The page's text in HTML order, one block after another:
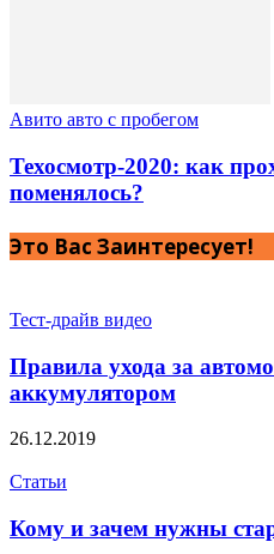
Авито авто с пробегом
Техосмотр-2020: как
поменялось?
Это Вас Заинтересует!
Тест-драйв видео
Правила ухода за
аккумулятором
26.12.2019
Статьи
Кому и зачем нужны